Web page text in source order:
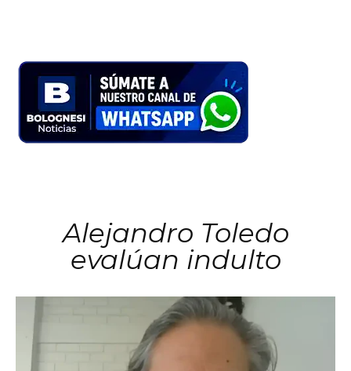
Alejandro Toledo
evalúan indulto